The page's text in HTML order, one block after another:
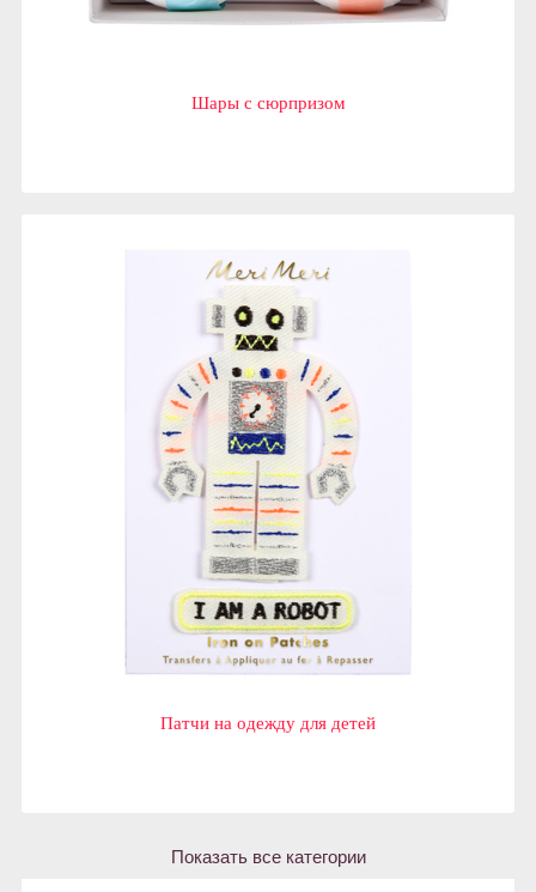
Шары с сюрпризом
Патчи на одежду для детей
Показать все категории